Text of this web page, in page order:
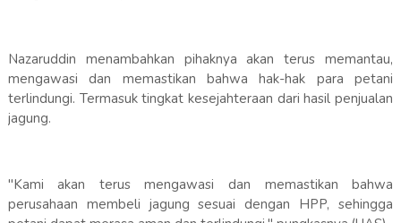
Nazaruddin menambahkan pihaknya akan terus memantau,
mengawasi dan memastikan bahwa hak-hak para petani
terlindungi. Termasuk tingkat kesejahteraan dari hasil penjualan
jagung.
"Kami akan terus mengawasi dan memastikan bahwa
perusahaan membeli jagung sesuai dengan HPP, sehingga